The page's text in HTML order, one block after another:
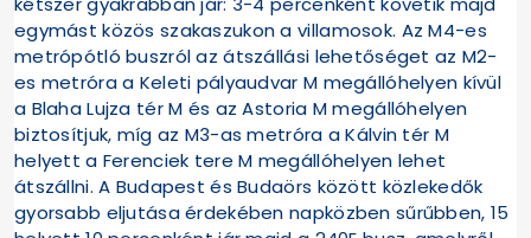
egymást közös szakaszukon a villamosok. Az M4-es
metrópótló buszról az átszállási lehetőséget az M2-
es metróra a Keleti pályaudvar M megállóhelyen kívül
a Blaha Lujza tér M és az Astoria M megállóhelyen
biztosítjuk, míg az M3-as metróra a Kálvin tér M
helyett a Ferenciek tere M megállóhelyen lehet
átszállni. A Budapest és Budaörs között közlekedők
gyorsabb eljutása érdekében napközben sűrűbben, 15